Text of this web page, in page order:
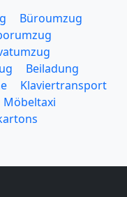
Büroumzug
Beiladung
Klaviertransport
Möbeltaxi